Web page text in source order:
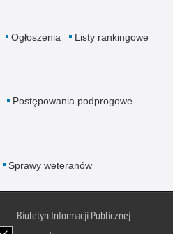
Ogłoszenia
Listy rankingowe
Postępowania podprogowe
Sprawy weteranów
Biuletyn Informacji Publicznej